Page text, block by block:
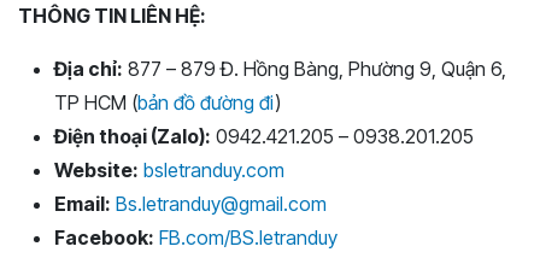
THÔNG TIN LIÊN HỆ:
Địa chỉ: 877 – 879 Đ. Hồng Bàng, Phường 9, Quận 6,
TP HCM (bản đồ đường đi)
Điện thoại (Zalo): 0942.421.205 – 0938.201.205
Website: bsletranduy.com
Email: Bs.letranduy@gmail.com
Facebook: FB.com/BS.letranduy